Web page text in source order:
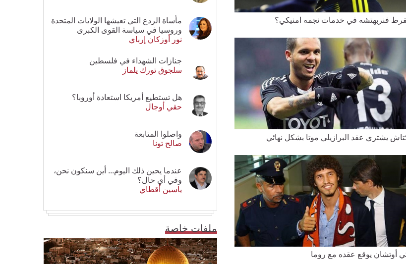
فنربهتشه في خدمات نجمه امنيكي؟
يشتري عقد البرازيلي موتا بشكل نهائي
أوتشان يوقع عقده مع روما
مأساة الردع التي تعيشها الولايات المتحدة
وروسيا في سياسة القوى الكبرى
نور أوزكان إرباي
جنازات الشهداء في فلسطين
سلجوق تورك يلماز
هل تستطيع أمريكا استعادة أوروبا؟
حقي أوجال
واصلوا المتابعة
صالح تونا
عندما يحين ذلك اليوم... أين سنكون نحن،
وفي أي حال؟
ياسين أقطاي
ملفات خاصة